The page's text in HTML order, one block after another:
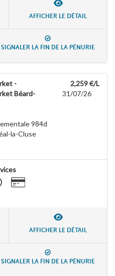
AFFICHER LE DÉTAIL
SIGNALER LA FIN DE LA PÉNURIE
-
Béard-
984d
la-Cluse
2,259 €/L
31/07/26
AFFICHER LE DÉTAIL
SIGNALER LA FIN DE LA PÉNURIE